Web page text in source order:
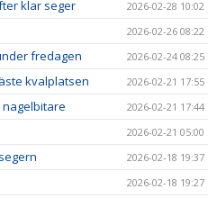
klar seger 2026-02-28 10:02
2026-02-26 08:22
fredagen 2026-02-24 08:25
kvalplatsen 2026-02-21 17:55
2026-02-21 17:44
2026-02-21 05:00
2026-02-18 19:37
2026-02-18 19:27